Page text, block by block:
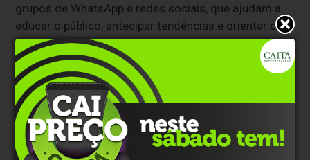
grupos de WhatsApp e redes sociais, que ajudam a
educar o público, antecipar tendências e orientar o
viajante em tempo real”, detalha Maurício Pazdzicki.
Para mais informações, basta acessar:
http://lacadordeofertas.com.br